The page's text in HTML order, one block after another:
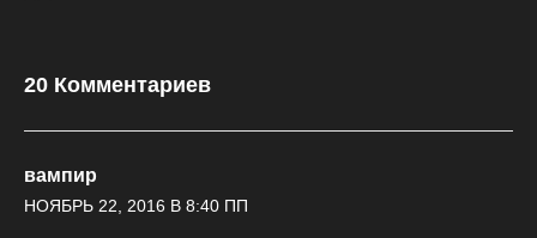
20 Комментариев
вампир
НОЯБРЬ 22, 2016 В 8:40 ПП